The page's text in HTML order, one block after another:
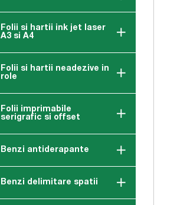
Folii si hartii ink jet laser
A3 si A4
Folii si hartii neadezive in
role
Folii imprimabile
serigrafic si offset
Benzi antiderapante
Benzi delimitare spatii